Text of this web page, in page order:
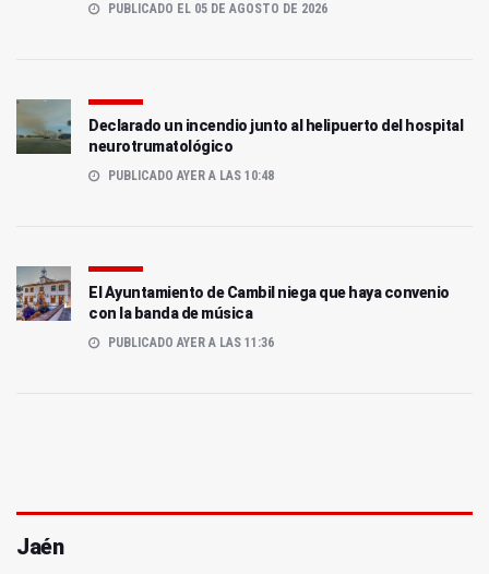
PUBLICADO EL 05 DE AGOSTO DE 2026
Declarado un incendio junto al helipuerto del hospital
neurotrumatológico
PUBLICADO AYER A LAS 10:48
El Ayuntamiento de Cambil niega que haya convenio
con la banda de música
PUBLICADO AYER A LAS 11:36
Jaén